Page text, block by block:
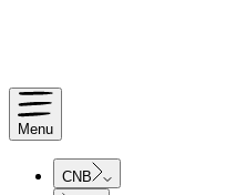
Menu
CNB